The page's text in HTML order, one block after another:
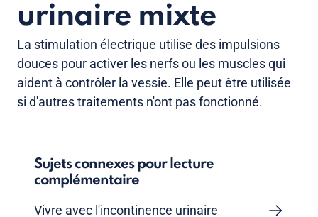
urinaire mixte
La stimulation électrique utilise des impulsions
douces pour activer les nerfs ou les muscles qui
aident à contrôler la vessie. Elle peut être utilisée
si d'autres traitements n'ont pas fonctionné.
Sujets connexes pour lecture
complémentaire
Vivre avec l'incontinence urinaire